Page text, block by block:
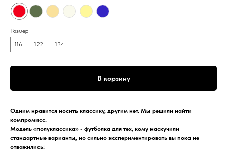
Размер
116
122 134
В корзину
Одним нравится носить классику, другим нет. Мы решили найти
компромисс.
Модель «полуклассика» - футболка для тех, кому наскучили
стандартные варианты, но сильно экспериментировать вы пока не
отважились: